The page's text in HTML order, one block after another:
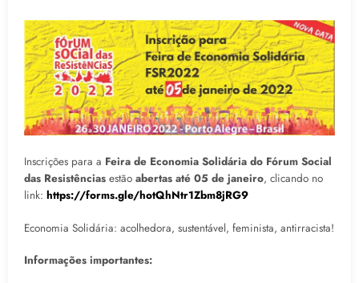
Inscrições para a Feira de Economia Solidária do Fórum Social
das Resistências estão abertas até 05 de janeiro, clicando no
link: https://forms.gle/hotQhNtr1Zbm8jRG9
Economia Solidária: acolhedora, sustentável, feminista, antirracista!
Informações importantes: